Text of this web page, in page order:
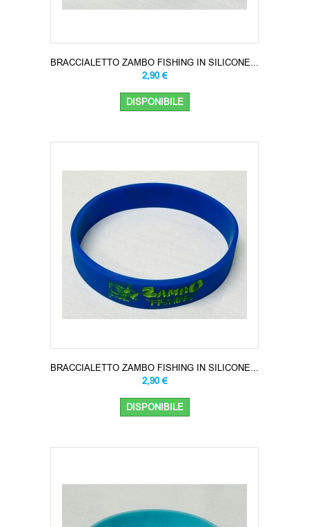
BRACCIALETTO ZAMBO FISHING IN SILICONE...
2,90 €
DISPONIBILE
BRACCIALETTO ZAMBO FISHING IN SILICONE...
2,90 €
DISPONIBILE